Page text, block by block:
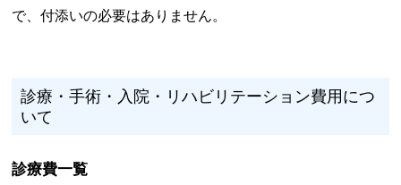
で、付添いの必要はありません。
診療・手術・入院・リハビリテーション費用につ
いて
診療費一覧